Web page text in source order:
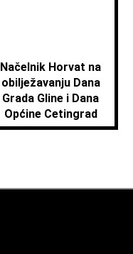
Načelnik Horvat na
obilježavanju Dana
Grada Gline i Dana
Općine Cetingrad